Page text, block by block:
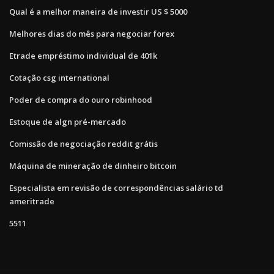
Qual é a melhor maneira de investir US $ 5000
Melhores dias do mês para negociar forex
Etrade empréstimo individual de 401k
Cotação csg international
Poder de compra do ouro robinhood
Estoque de algn pré-mercado
Comissão de negociação reddit grátis
Máquina de mineração de dinheiro bitcoin
Especialista em revisão de correspondências salário td
ameritrade
5511